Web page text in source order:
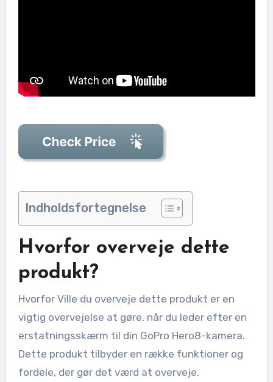
Indholdsfortegnelse
Hvorfor overveje dette
produkt?
Hvorfor Ville du overveje dette produkt er en
vigtig overvejelse at gøre, når du leder efter en
erstatningsskærm til din GoPro Hero8-kamera.
Dette produkt tilbyder en række funktioner og
fordele, der gør det værd at overveje.